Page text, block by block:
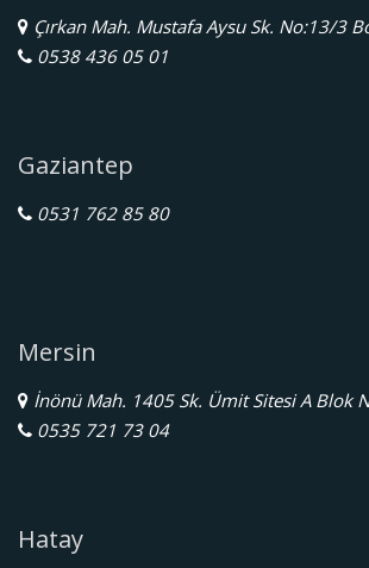
Çırkan Mah. Mustafa Aysu Sk. No:13/3
0538 436 05 01
Gaziantep
0531 762 85 80
Mersin
İnönü Mah. 1405 Sk. Ümit Sitesi A Blok
0535 721 73 04
Hatay